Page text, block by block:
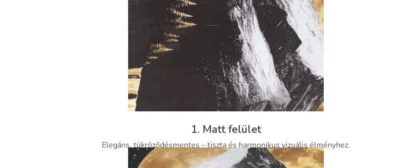
1. Matt felület
Elegáns, tükröződésmentes – tiszta és harmonikus vizuális élményhez.